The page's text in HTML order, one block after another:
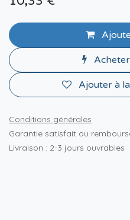
Ajouter à
Conditions générales
Garantie satisfait ou
Livraison : 2-3 jours ouvrables